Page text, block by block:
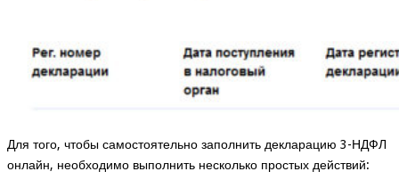
Для того, чтобы самостоятельно заполнить декларацию 3-НДФЛ
онлайн, необходимо выполнить несколько простых действий: